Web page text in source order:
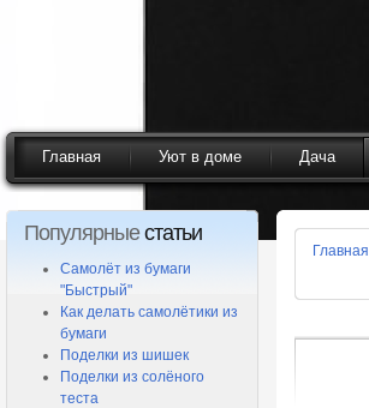
Главная Уют в доме Дача
Популярныестатьи
Самолёт из бумаги
"Быстрый"
Как делать самолётики из
бумаги
Поделки из шишек
Поделки из солёного
теста
Главная